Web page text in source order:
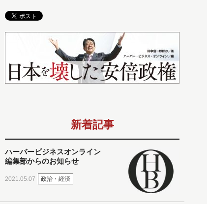
新着記事
ハーバービジネスオンライン
編集部からのお知らせ
2021.05.07 政治・経済